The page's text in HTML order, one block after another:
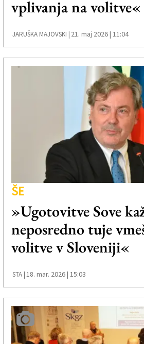
Založnik
Zadruga PD
Naročnine
vplivanja na volitve«
JARUŠKA MAJOVSKI | 21. maj 2026 | 11:04
ŠE
»Ugotovitve Sove
neposredno tuje
volitve v Sloveniji«
STA | 18. mar. 2026 | 15:03